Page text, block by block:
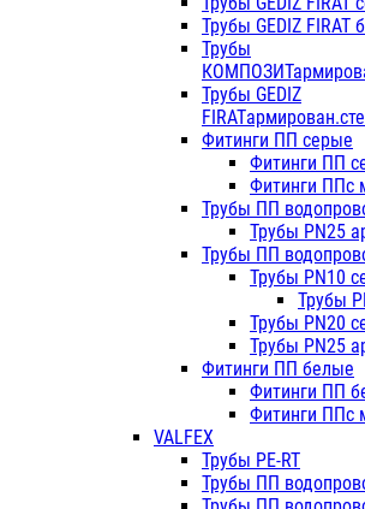
Трубы GEDIZ FIRAT
Трубы
Трубы GEDIZ
Фитинги ПП серые
Фитинги ПП
Фитинги ППс
Трубы ПП
Трубы PN25
Трубы ПП
Трубы PN10
Трубы
Трубы PN20
Трубы PN25
Фитинги ПП белые
Фитинги ПП
Фитинги ППс
VALFEX
Трубы PE-RT
Трубы ПП